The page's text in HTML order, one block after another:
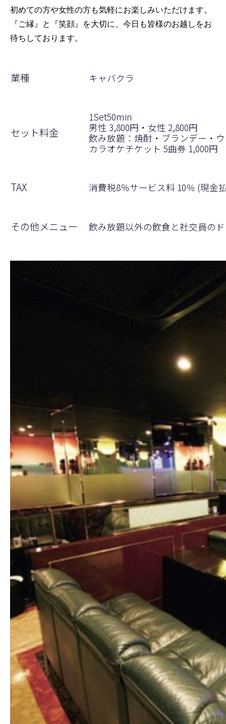
初めての方や女性の方も気軽にお楽しみいただけます。
『ご縁』と『笑顔』を大切に、今日も皆様のお越しをお
待ちしております。
業種 キャバクラ
セット料金
1Set50min
男性 3,800円・女性 2,800円
飲み放題：焼酎・ブランデー・
カラオケチケット 5曲券 1,000円
TAX 消費税8％サービス料 10％ (現金
その他メニュー 飲み放題以外の飲食と社交員の